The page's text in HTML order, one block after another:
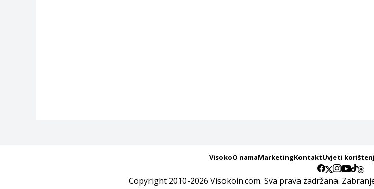
VisokoO namaMarketingKontaktUvjeti
Copyright 2010-2026 Visokoin.com. Sva prava zadržana.